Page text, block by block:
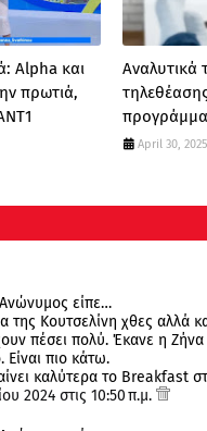
Alpha και
πρωτιά,
Αναλυτικά
April 30, 2025
είπε…
της Κουτσελίνη χθες αλλά
πέσει πολύ. Έκανε η
πιο κάτω.
καλύτερα το Breakfast
2024 στις 10:50 π.μ.